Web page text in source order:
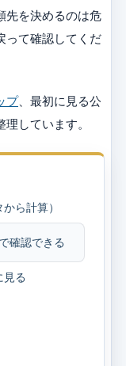
先を決めるのは危
って確認してくだ
プ、最初に見る公
理しています。
ら計算）
確認できる
見る